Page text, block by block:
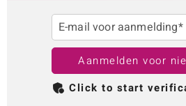
E-mail voor aanmelding*
Aanmelden voor
Click to start